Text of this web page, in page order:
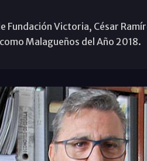
Fundación Victoria, César
Malagueños del Año 2018.